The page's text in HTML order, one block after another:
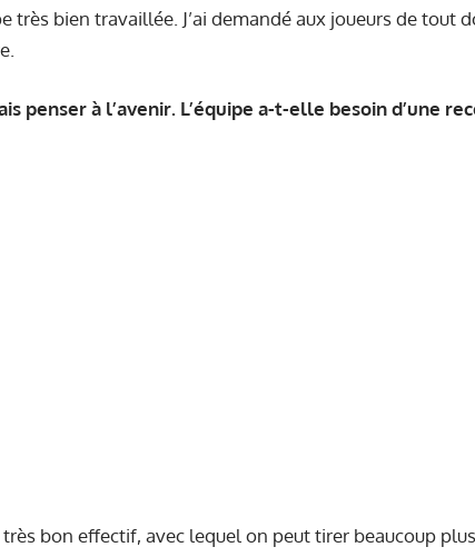
très bien travaillée. J’ai demandé aux joueurs de tout
penser à l’avenir. L’équipe a-t-elle besoin d’une
bon effectif, avec lequel on peut tirer beaucoup